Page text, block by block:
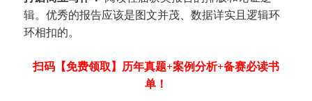
辑。优秀的报告应该是图文并茂、数据详实且逻辑环
环相扣的。
扫码【免费领取】历年真题+案例分析+备赛必读书
单！